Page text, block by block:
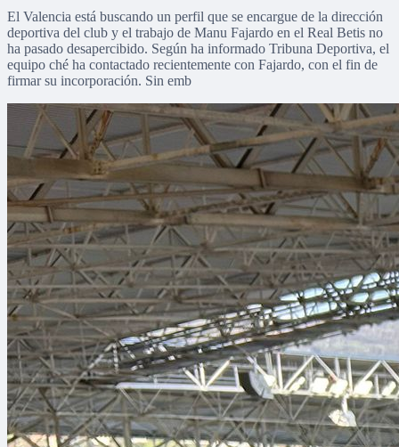
El Valencia está buscando un perfil que se encargue de la dirección
deportiva del club y el trabajo de Manu Fajardo en el Real Betis no
ha pasado desapercibido. Según ha informado Tribuna Deportiva, el
equipo ché ha contactado recientemente con Fajardo, con el fin de
firmar su incorporación. Sin emb